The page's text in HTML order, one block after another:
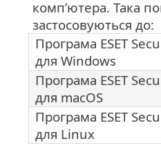
комп’ютера. Така
застосовуються до:
Програма ESET
для Windows
Програма ESET
для macOS
Програма ESET
для Linux